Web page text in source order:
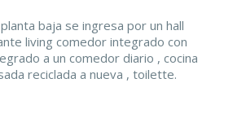
baja se ingresa por un hall
living comedor integrado con
a un comedor diario , cocina
reciclada a nueva , toilette.
de guardado en bajo